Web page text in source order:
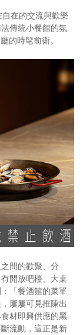
在的交流與歡樂
傳統小餐館的氛
的時髦前衛。
間的歡聚、分
開放吧檯、大桌
「餐酒館的菜單
屢屢可見推陳出
材即興供應的黑
流動，這正是新